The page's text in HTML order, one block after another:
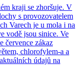
kraji se zhoršuje. V
s provozovatelem
Varech je u mola i na
vodě jsou sinice. Ve
července zákaz
chlorofylem-a a
údajů na